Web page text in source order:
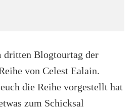
Blogtourtag der
von Celest Ealain.
die Reihe vorgestellt hat
zum Schicksal